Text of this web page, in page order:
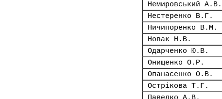
Немировський А.В.
Нестеренко В.Г.
Ничипоренко В.М.
Новак Н.В.
Одарченко Ю.В.
Онищенко О.Р.
Опанасенко О.В.
Острікова Т.Г.